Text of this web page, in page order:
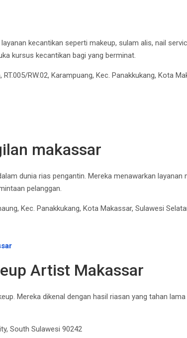
kecantikan seperti makeup, sulam alis, nail
kursus kecantikan bagi yang berminat.
RW.02, Karampuang, Kec. Panakkukang, Kota
makassar
dunia rias pengantin. Mereka menawarkan layanan
pelanggan.
Kec. Panakkukang, Kota Makassar, Sulawesi
Artist Makassar
Mereka dikenal dengan hasil riasan yang tahan lama
South Sulawesi 90242